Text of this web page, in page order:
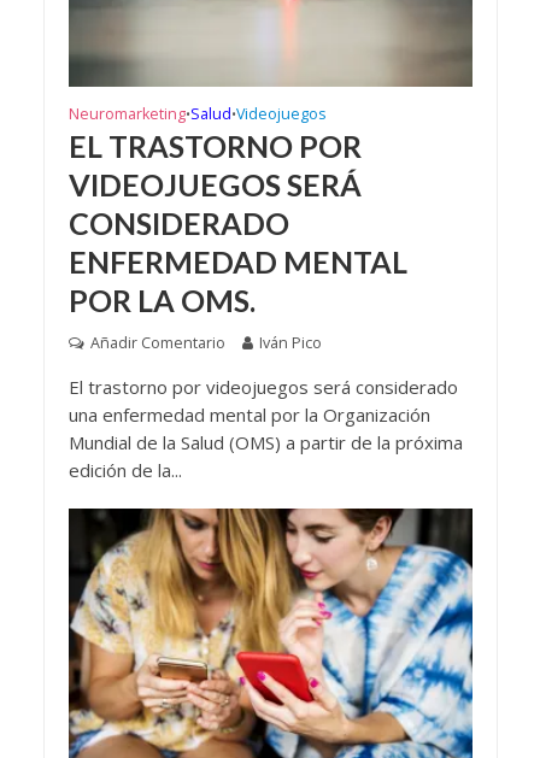
Neuromarketing•Salud•Videojuegos
EL TRASTORNO POR
VIDEOJUEGOS SERÁ
CONSIDERADO
ENFERMEDAD MENTAL
POR LA OMS.
Añadir Comentario Iván Pico
El trastorno por videojuegos será considerado
una enfermedad mental por la Organización
Mundial de la Salud (OMS) a partir de la próxima
edición de la...